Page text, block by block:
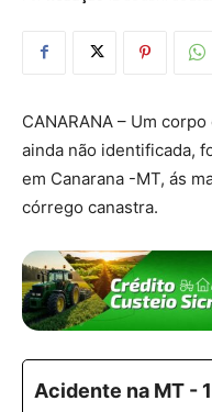
CANARANA – Um
ainda não identificada,
em Canarana -MT, ás
córrego canastra.
Acidente na MT -